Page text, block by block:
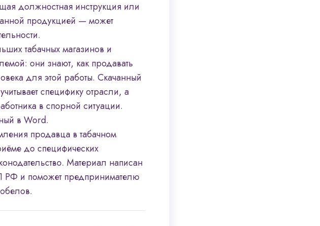
должностная инструкция или
продукцией — может
табачных магазинов и
они знают, как продавать
для этой работы. Скачанный
специфику отрасли, а
в спорной ситуации.
в Word.
продавца в табачном
до специфических
Материал написан
и поможет предпринимателю